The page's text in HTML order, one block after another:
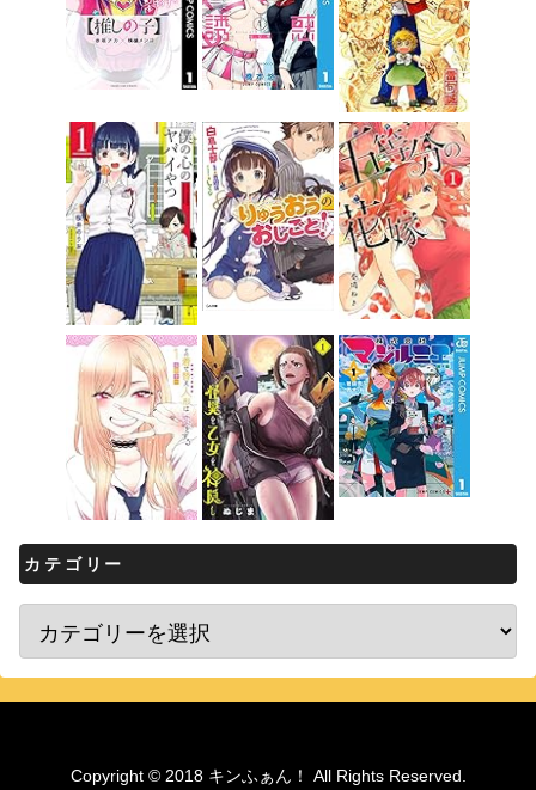
カテゴリー
Copyright © 2018 キンふぁん！ All Rights Reserved.